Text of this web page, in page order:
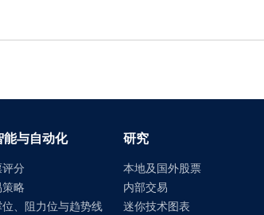
能与自动化 研究
分
略
、阻力位与趋势线
本地及国外股票
内部交易
迷你技术图表